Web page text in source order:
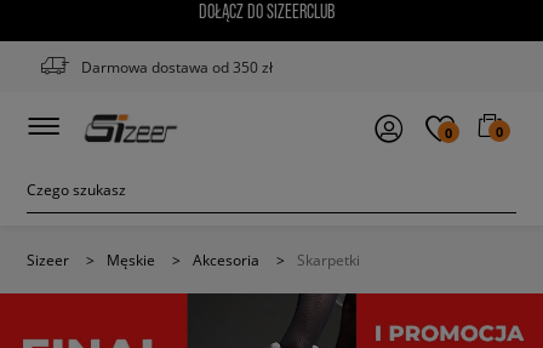
DOŁĄCZ DO SIZEERCLUB
Darmowa dostawa od 350 zł
0 0
Sizeer > Męskie > Akcesoria > Skarpetki